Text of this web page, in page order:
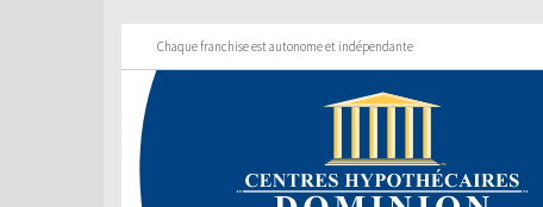
Chaque franchise est autonome et indépendante